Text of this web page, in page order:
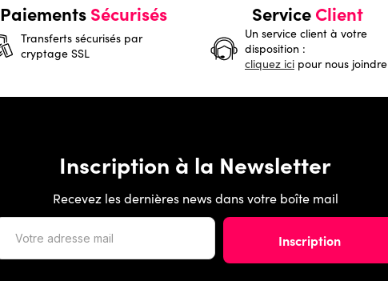
PaiementsSécurisés
Transferts sécurisés par
cryptage SSL
ServiceClient
Un service client à votre
disposition :
cliquez ici pour nous joindre
Inscription à la Newsletter
Recevez les dernières news dans votre boîte mail